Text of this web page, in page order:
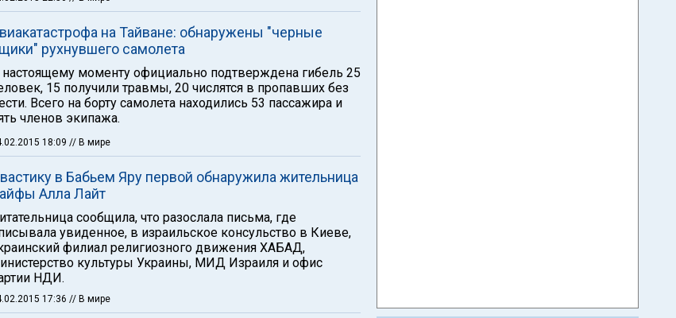
на Тайване: обнаружены "черные
рухнувшего самолета
моменту официально подтверждена гибель 25
15 получили травмы, 20 числятся в пропавших без
Всего на борту самолета находились 53 пассажира и
членов экипажа.
18:09 // В мире
в Бабьем Яру первой обнаружила жительница
Алла Лайт
сообщила, что разослала письма, где
увиденное, в израильское консульство в Киеве,
филиал религиозного движения ХАБАД,
культуры Украины, МИД Израиля и офис
НДИ.
17:36 // В мире